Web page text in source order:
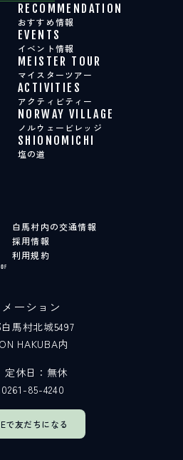
RECOMMENDATION
おすすめ情報
EVENTS
イベント情報
MEISTER TOUR
マイスターツアー
ACTIVITIES
アクティビティー
NORWAY VILLAGE
ノルウェービレッジ
SHIONOMICHI
塩の道
白馬村内の交通情報
採用情報
利用規約
で友だちになる
ーション
馬村北城5497
HAKUBA内
定休日：無休
85-4240